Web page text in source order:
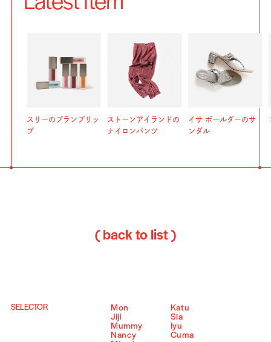
スリーのプランプリッ
プ
ストーンアイランドの
ナイロンパンツ
イサ ボールダーのサ
ンダル
( back to list )
SELECTOR Mon
Katu
Jiji
Sia
Mummy
Iyu
Nancy
Cuma